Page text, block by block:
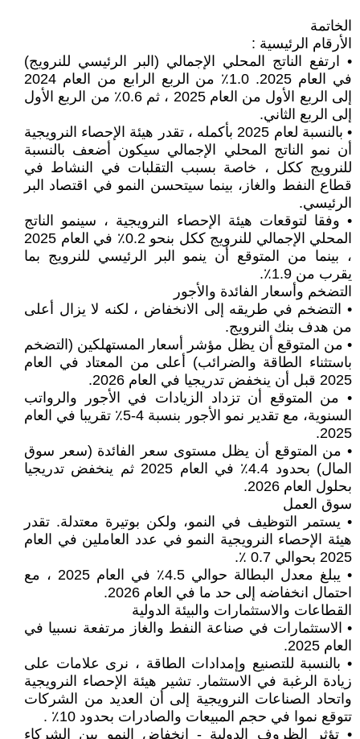
الخاتمة
الأرقام الرئيسية :
• ارتفع الناتج المحلي الإجمالي (البر الرئيسي للنرويج)
في العام 2025. 1.0٪ من الربع الرابع من العام 2024
إلى الربع الأول من العام 2025 ، ثم 0.6٪ من الربع الأول
إلى الربع الثاني.
• بالنسبة لعام 2025 بأكمله ، تقدر هيئة الإحصاء النرويجية
أن نمو الناتج المحلي الإجمالي سيكون أضعف بالنسبة
للنرويج ككل ، خاصة بسبب التقلبات في النشاط في
قطاع النفط والغاز، بينما سيتحسن النمو في اقتصاد البر
الرئيسي.
• وفقا لتوقعات هيئة الإحصاء النرويجية ، سينمو الناتج
المحلي الإجمالي للنرويج ككل بنحو 0.2٪ في العام 2025
، بينما من المتوقع أن ينمو البر الرئيسي للنرويج بما
يقرب من 1.9٪.
التضخم وأسعار الفائدة والأجور
• التضخم في طريقه إلى الانخفاض ، لكنه لا يزال أعلى
من هدف بنك النرويج.
• من المتوقع أن يظل مؤشر أسعار المستهلكين (التضخم
باستثناء الطاقة والضرائب) أعلى من المعتاد في العام
2025 قبل أن ينخفض تدريجيا في العام 2026.
• من المتوقع أن تزداد الزيادات في الأجور والرواتب
السنوية، مع تقدير نمو الأجور بنسبة 4-5٪ تقريبا في العام
2025.
• من المتوقع أن يظل مستوى سعر الفائدة (سعر سوق
المال) بحدود 4.4٪ في العام 2025 ثم ينخفض تدريجيا
بحلول العام 2026.
سوق العمل
• يستمر التوظيف في النمو، ولكن بوتيرة معتدلة. تقدر
هيئة الإحصاء النرويجية النمو في عدد العاملين في العام
2025 بحوالي 0.7 ٪.
• يبلغ معدل البطالة حوالي 4.5٪ في العام 2025 ، مع
احتمال انخفاضه إلى حد ما في العام 2026.
القطاعات والاستثمارات والبيئة الدولية
• الاستثمارات في صناعة النفط والغاز مرتفعة نسبيا في
العام 2025.
• بالنسبة للتصنيع وإمدادات الطاقة ، نرى علامات على
زيادة الرغبة في الاستثمار. تشير هيئة الإحصاء النرويجية
واتحاد الصناعات النرويجية إلى أن العديد من الشركات
تتوقع نموا في حجم المبيعات والصادرات بحدود 10٪ .
• تؤثر الظروف الدولية - انخفاض النمو بين الشركاء